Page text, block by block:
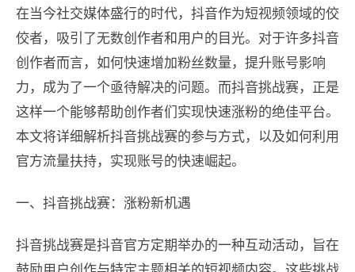
在当今社交媒体盛行的时代，抖音作为短视频领域的佼
佼者，吸引了无数创作者和用户的目光。对于许多抖音
创作者而言，如何快速增加粉丝数量，提升账号影响
力，成为了一个亟待解决的问题。而抖音挑战赛，正是
这样一个能够帮助创作者们实现快速涨粉的绝佳平台。
本文将详细解析抖音挑战赛的参与方式，以及如何利用
官方流量扶持，实现账号的快速崛起。
一、抖音挑战赛：涨粉新机遇
抖音挑战赛是抖音官方定期举办的一种互动活动，旨在